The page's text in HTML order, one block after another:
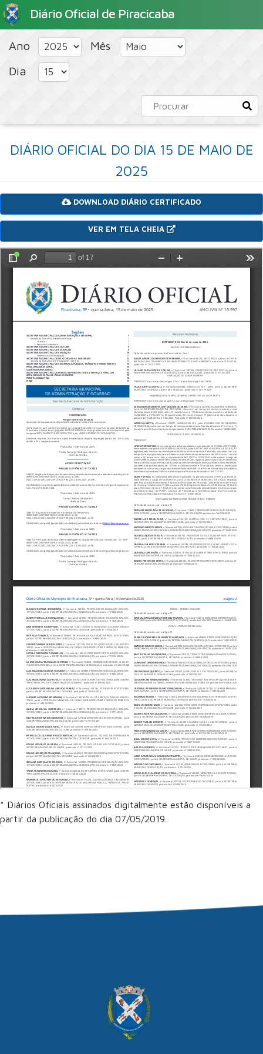
Diário Oficial de Piracicaba
HOME PORTAL CONCURSOS PÚBLICOS
Ano
Mês
Dia
DIÁRIO OFICIAL DO DIA 15 DE MAIO DE
2025
DOWNLOAD DIÁRIO CERTIFICADO
VER EM TELA CHEIA
* Diários Oficiais assinados digitalmente estão disponíveis a
partir da publicação do dia 07/05/2019.